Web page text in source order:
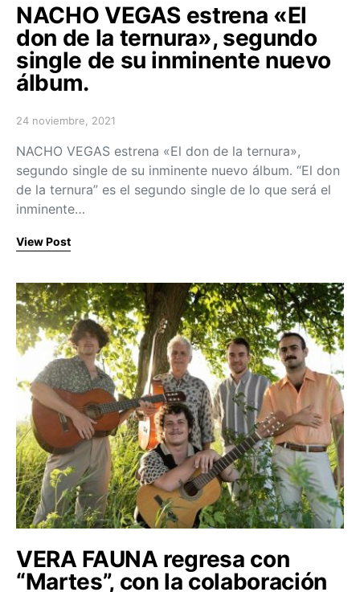
NACHO VEGAS estrena «El
don de la ternura», segundo
single de su inminente nuevo
álbum.
Posted on
24 noviembre, 2021
NACHO VEGAS estrena «El don de la ternura»,
segundo single de su inminente nuevo álbum. “El don
de la ternura” es el segundo single de lo que será el
inminente…
View Post
VERA FAUNA regresa con
“Martes”, con la colaboración